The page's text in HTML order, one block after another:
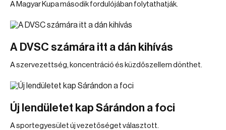
A Magyar Kupa második fordulójában folytathatják.
A DVSC számára itt a dán kihívás
A szervezettség, koncentráció és küzdőszellem dönthet.
Új lendületet kap Sárándon a foci
A sportegyesület új vezetőséget választott.